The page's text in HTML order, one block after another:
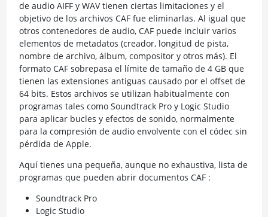
de audio AIFF y WAV tienen ciertas limitaciones y el
objetivo de los archivos CAF fue eliminarlas. Al igual que
otros contenedores de audio, CAF puede incluir varios
elementos de metadatos (creador, longitud de pista,
nombre de archivo, álbum, compositor y otros más). El
formato CAF sobrepasa el límite de tamaño de 4 GB que
tienen las extensiones antiguas causado por el offset de
64 bits. Estos archivos se utilizan habitualmente con
programas tales como Soundtrack Pro y Logic Studio
para aplicar bucles y efectos de sonido, normalmente
para la compresión de audio envolvente con el códec sin
pérdida de Apple.
Aquí tienes una pequeña, aunque no exhaustiva, lista de
programas que pueden abrir documentos CAF :
Soundtrack Pro
Logic Studio